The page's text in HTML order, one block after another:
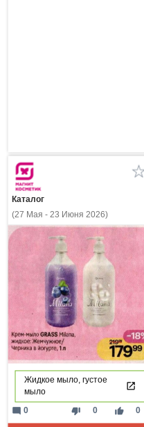
Каталог
(27 Мая - 23 Июня 2026)
Жидкое мыло, густое
мыло
thumb_down 0 thumb_up 0
mode_comment 0